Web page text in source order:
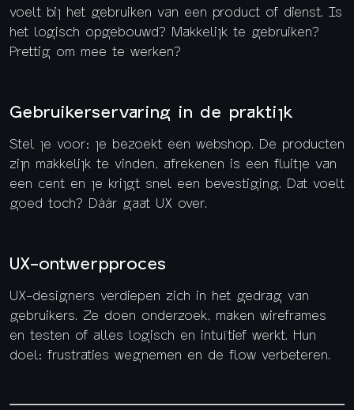
voelt bij het gebruiken van een product of dienst. Is
het logisch opgebouwd? Makkelijk te gebruiken?
Prettig om mee te werken?
Gebruikerservaring in de praktijk
Stel je voor: je bezoekt een webshop. De producten
zijn makkelijk te vinden, afrekenen is een fluitje van
een cent en je krijgt snel een bevestiging. Dat voelt
goed toch? Dáár gaat UX over.
UX-ontwerpproces
UX-designers verdiepen zich in het gedrag van
gebruikers. Ze doen onderzoek, maken wireframes
en testen of alles logisch en intuïtief werkt. Hun
doel: frustraties wegnemen en de flow verbeteren.